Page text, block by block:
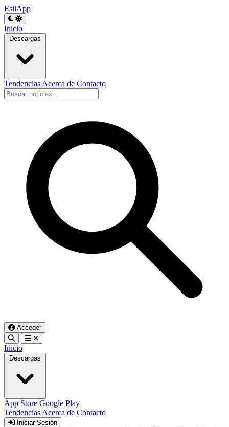
EsilApp
Inicio
Descargas
Tendencias Acerca de Contacto
Acceder
Inicio
Descargas
App Store Google Play
Tendencias Acerca de Contacto
Iniciar Sesión